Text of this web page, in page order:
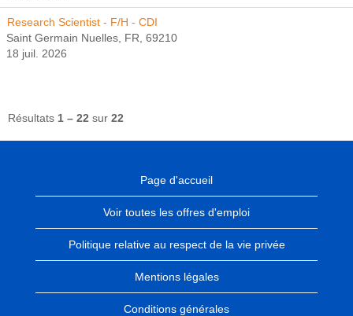
Research Scientist - F/H - CDI
Saint Germain Nuelles, FR, 69210
18 juil. 2026
Résultats 1 – 22 sur 22
Page d'accueil
Voir toutes les offres d'emploi
Politique relative au respect de la vie privée
Mentions légales
Conditions générales